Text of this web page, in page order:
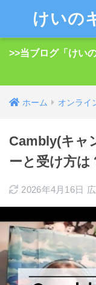
けいの
>>当ブログ「けい
ホーム オンライ
Cambly(キャ
ーと受け方は
2026年4月16日